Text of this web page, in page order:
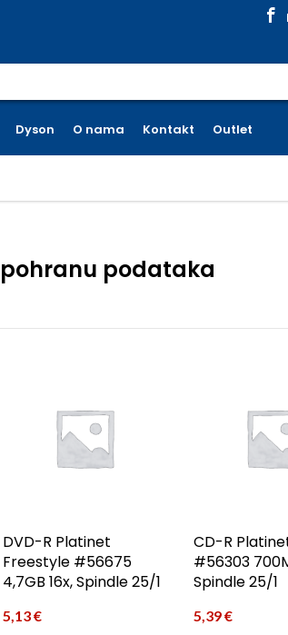
Dyson O nama Kontakt Outlet
podataka
DVD-R Platinet
Freestyle #56675
4,7GB 16x, Spindle 25/1
5,13€
CD-R
#56303
Spindle 25/1
5,39€